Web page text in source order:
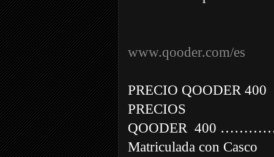
www.qooder.com/es
PRECIO QOODER 400
PRECIOS
QOODER 400
Matriculada con Casco